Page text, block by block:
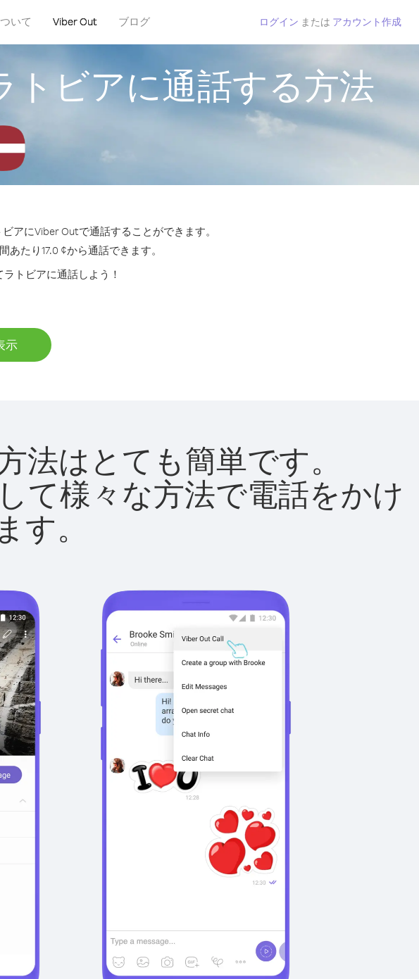
いて Viber Out ブログ ログイン または アカウント作成
トビアに通話する方法
アにViber Outで通話することができます。
たり17.0 ¢から通話できます。
トビアに通話しよう！
示
法はとても簡単です。
て様々な方法で電話をかけ
す。